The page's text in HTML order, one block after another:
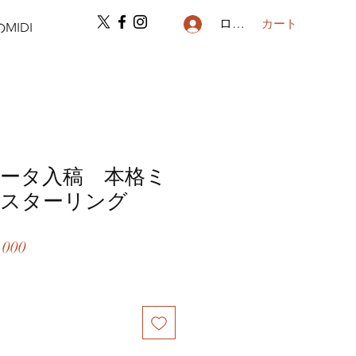
ログインカート
MIDI
タ入稿 本格ミ
ターリング
セ